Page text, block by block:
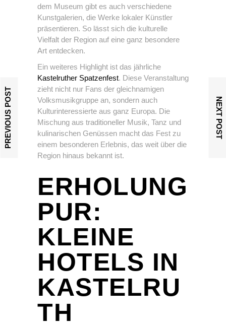
dem Museum gibt es auch verschiedene
Kunstgalerien, die Werke lokaler Künstler
präsentieren. So lässt sich die kulturelle
Vielfalt der Region auf eine ganz besondere
Art entdecken.
Ein weiteres Highlight ist das jährliche
Kastelruther Spatzenfest. Diese Veranstaltung
zieht nicht nur Fans der gleichnamigen
Volksmusikgruppe an, sondern auch
Kulturinteressierte aus ganz Europa. Die
Mischung aus traditioneller Musik, Tanz und
kulinarischen Genüssen macht das Fest zu
einem besonderen Erlebnis, das weit über die
Region hinaus bekannt ist.
ERHOLUNG
PUR:
KLEINE
HOTELS IN
KASTELRU
TH
PREVIOUS POST NEXT POST